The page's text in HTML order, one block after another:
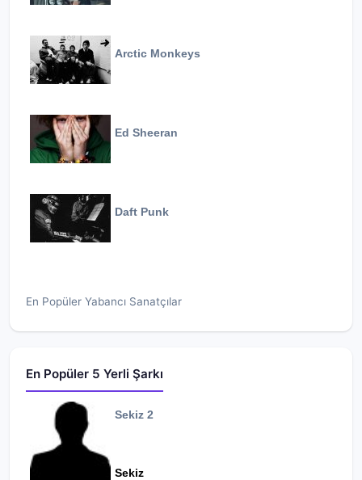
Arctic Monkeys
Ed Sheeran
Daft Punk
En Popüler Yabancı Sanatçılar
En Popüler 5 Yerli Şarkı
Sekiz 2
Sekiz